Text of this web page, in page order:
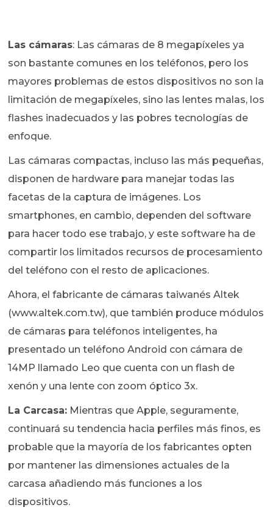
Las cámaras: Las cámaras de 8 megapíxeles ya
son bastante comunes en los teléfonos, pero los
mayores problemas de estos dispositivos no son la
limitación de megapíxeles, sino las lentes malas, los
flashes inadecuados y las pobres tecnologías de
enfoque.
Las cámaras compactas, incluso las más pequeñas,
disponen de hardware para manejar todas las
facetas de la captura de imágenes. Los
smartphones, en cambio, dependen del software
para hacer todo ese trabajo, y este software ha de
compartir los limitados recursos de procesamiento
del teléfono con el resto de aplicaciones.
Ahora, el fabricante de cámaras taiwanés Altek
(www.altek.com.tw), que también produce módulos
de cámaras para teléfonos inteligentes, ha
presentado un teléfono Android con cámara de
14MP llamado Leo que cuenta con un flash de
xenón y una lente con zoom óptico 3x.
La Carcasa: Mientras que Apple, seguramente,
continuará su tendencia hacia perfiles más finos, es
probable que la mayoría de los fabricantes opten
por mantener las dimensiones actuales de la
carcasa añadiendo más funciones a los
dispositivos.